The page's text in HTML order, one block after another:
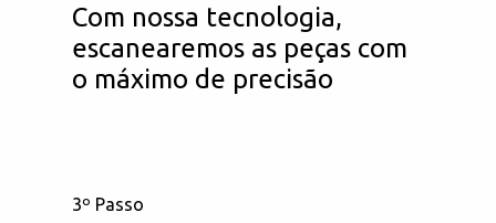
Com nossa tecnologia,
escanearemos as peças com
o máximo de precisão
3º Passo